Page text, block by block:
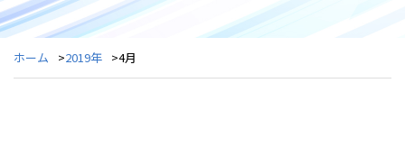
ホーム 2019年 4月